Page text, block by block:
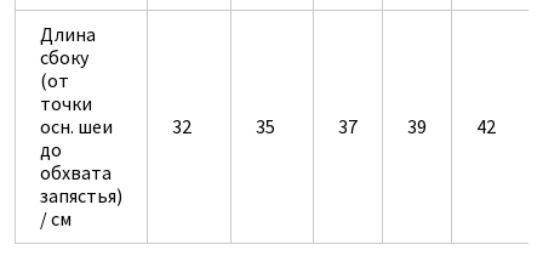
Длина
сбоку
(от
точки
осн. шеи
до
обхвата
запястья)
/ см
32 35 37 39 42